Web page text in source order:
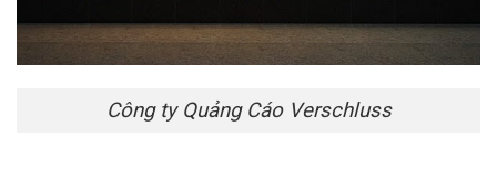
Công ty Quảng Cáo Verschluss